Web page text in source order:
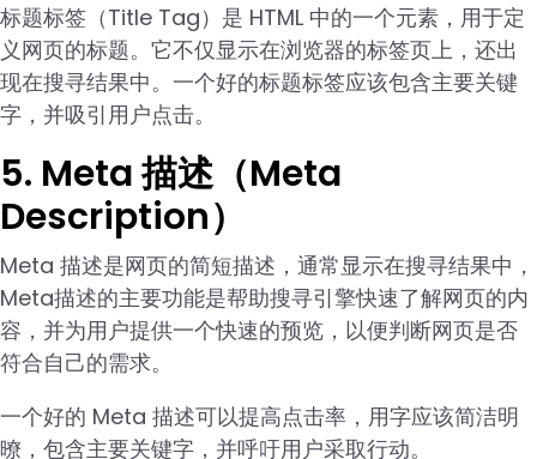
标题标签（Title Tag）是 HTML 中的一个元素，用于定
义网页的标题。它不仅显示在浏览器的标签页上，还出
现在搜寻结果中。一个好的标题标签应该包含主要关键
字，并吸引用户点击。
5. Meta 描述（Meta
Description）
Meta 描述是网页的简短描述，通常显示在搜寻结果中，
Meta描述的主要功能是帮助搜寻引擎快速了解网页的内
容，并为用户提供一个快速的预览，以便判断网页是否
符合自己的需求。
一个好的 Meta 描述可以提高点击率，用字应该简洁明
暸，包含主要关键字，并呼吁用户采取行动。